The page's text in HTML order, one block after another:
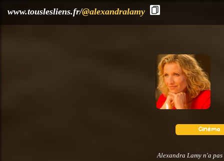
www.touslesliens.fr/@alexandralamy
Alexandra Lamy n'a pas